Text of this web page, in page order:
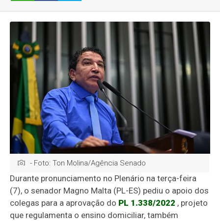
- Foto: Ton Molina/Agência Senado
Durante pronunciamento no Plenário na terça-feira
(7), o senador Magno Malta (PL-ES) pediu o apoio dos
colegas para a aprovação do PL 1.338/2022 , projeto
que regulamenta o ensino domiciliar, também